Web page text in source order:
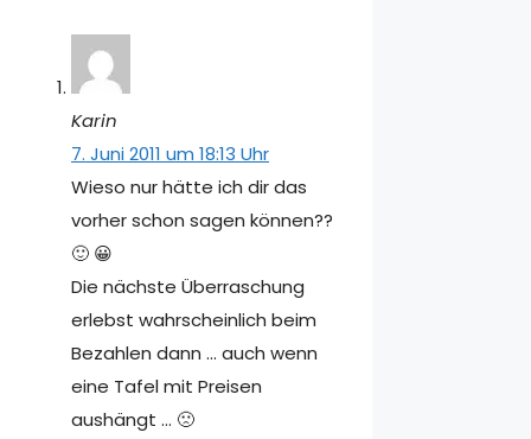
Karin
7. Juni 2011 um 18:13 Uhr
Wieso nur hätte ich dir das
vorher schon sagen können??
🙂 😀
Die nächste Überraschung
erlebst wahrscheinlich beim
Bezahlen dann … auch wenn
eine Tafel mit Preisen
aushängt … 🙁